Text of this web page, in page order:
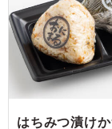
はちみつ漬け